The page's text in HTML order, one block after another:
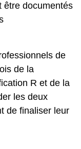
être documentés
de
de la
R et de la
les deux
de finaliser leur